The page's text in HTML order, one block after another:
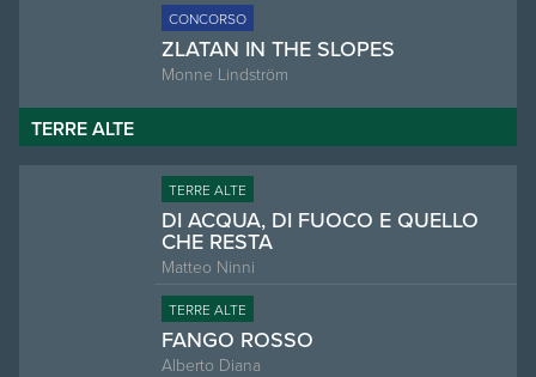
CONCORSO
ZLATAN IN THE SLOPES
Monne Lindström
TERRE ALTE
TERRE ALTE
DI ACQUA, DI FUOCO E QUELLO
CHE RESTA
Matteo Ninni
TERRE ALTE
FANGO ROSSO
Alberto Diana